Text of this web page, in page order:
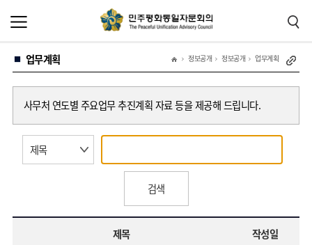
업무계획 정보공개 정보공개 업무계획
사무처 연도별 주요업무 추진계획 자료 등을 제공해 드립니다.
검색
제목 작성일